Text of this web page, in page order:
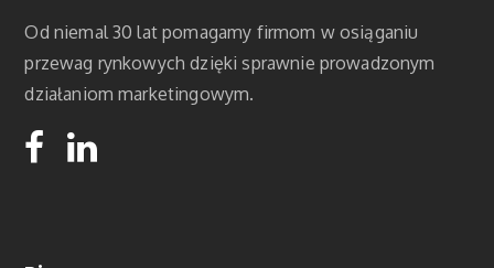
Od niemal 30 lat pomagamy firmom w osiąganiu
przewag rynkowych dzięki sprawnie prowadzonym
działaniom marketingowym.